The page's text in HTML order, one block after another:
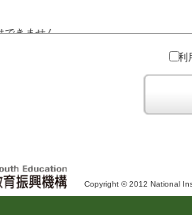
できません。
れに反対するための政治教育その他の
れに反対するための宗教教育その他
自らの団体の活動をアピールする活動等)
定められた決まりやマナーを守るとと
利
Copyright © 2012 National